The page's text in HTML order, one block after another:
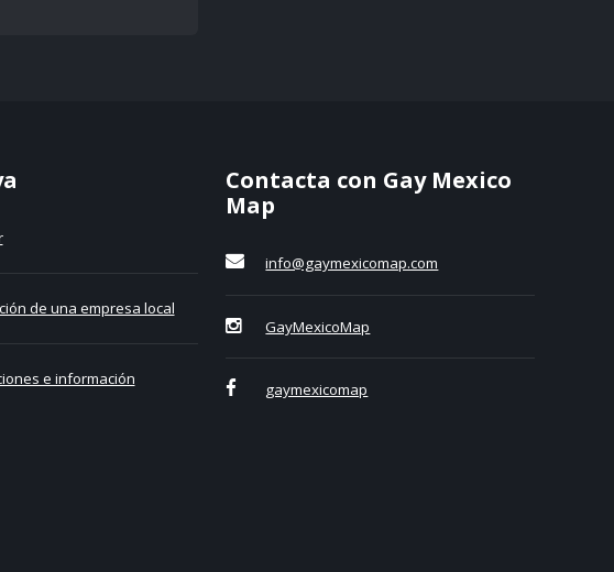
de una empresa local
e información
Contacta con Gay Mexico
Map
info@gaymexicomap.com
GayMexicoMap
gaymexicomap